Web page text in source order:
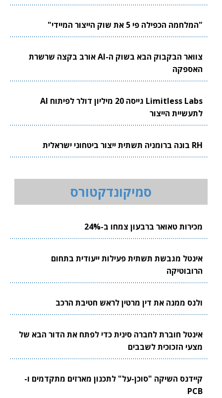
"המלחמה הכפילה פי 5 את שוק הייצור המיידי"
צוואר הבקבוק הבא בשוק ה-AI אורב בקצה שרשרת
האספקה
Limitless Labs גייסה 20 מיליון דולר לפיתוח AI
לתעשיית הייצור
RH בונה ברומניה תשתית ייצור ביטחוני ישראלית
סמיקונדקטורס
מכירות טאואר ברבעון צמחו ב-24%
אינטל מגבשת תשתית פעילות ייעודית בתחום
הרובוטיקה
ולנס ממנה את דין מרטין לראש חטיבת הרכב
אינטל חוברת לחברה סינית כדי לפתח את הדור הבא של
מצעי הזכוכית לשבבים
קיידנס השיקה "סוכן-על" לתכנון מארזים מתקדמים ו-
PCB